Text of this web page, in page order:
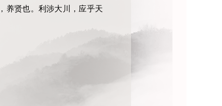
养贤也。利涉大川，应乎天